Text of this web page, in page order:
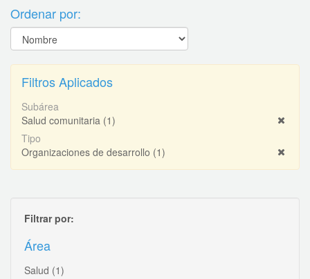
Ordenar por:
Filtros Aplicados
Subárea
Salud comunitaria (1)
Tipo
Organizaciones de desarrollo (1)
Filtrar por:
Área
Salud (1)